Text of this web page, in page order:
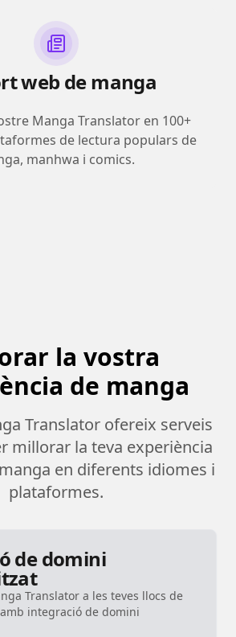
web de manga
Manga Translator en 100+
de lectura populars de
manhwa i comics.
la vostra
de manga
Translator ofereix serveis
millorar la teva experiència
en diferents idiomes i
plataformes.
de domini
Translator a les teves llocs de
integració de domini